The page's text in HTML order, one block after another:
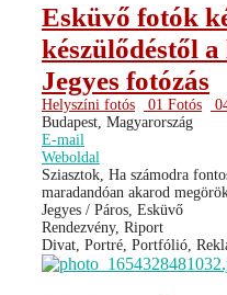
Esküvő fotók
készülődéstől
Jegyes fotózás
Helyszíni fotós 01 Fotós
Budapest, Magyarország
E-mail
Weboldal
Sziasztok, Ha számodra
maradandóan akarod
Jegyes / Páros, Esküvő
Rendezvény, Riport
Divat, Portré, Portfólió,